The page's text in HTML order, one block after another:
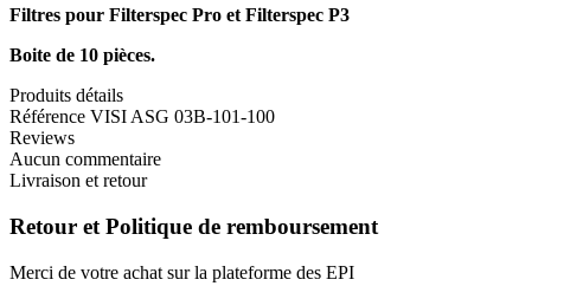
Filtres pour Filterspec Pro et Filterspec P3
Boite de 10 pièces.
Produits détails
Référence VISI ASG 03B-101-100
Reviews
Aucun commentaire
Livraison et retour
Retour et Politique de remboursement
Merci de votre achat sur la plateforme des EPI